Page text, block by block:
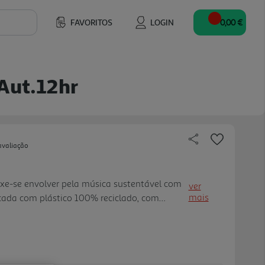
FAVORITOS LOGIN 0,00 €
se envolver pela música sustentável com
com plástico 100% reciclado, com
em qualquer aventura. Eleve a sua
ver
mais